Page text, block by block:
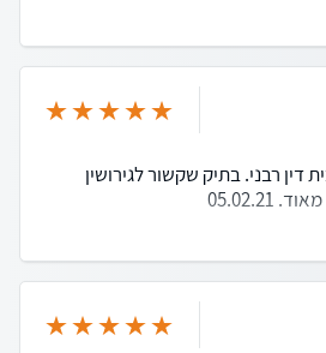
דין רבני. בתיק שקשור לגירושין